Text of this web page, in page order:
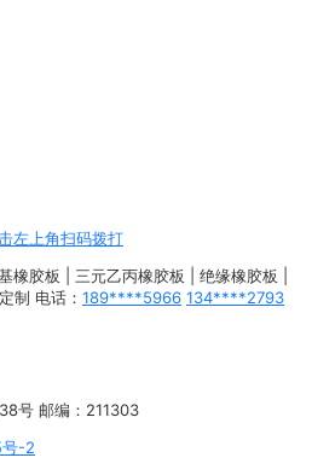
上角扫码拨打
橡胶板 | 三元乙丙橡胶板 | 绝缘橡胶板 |
制 电话： 189****5966 134****2793
号 邮编：211303
号-2